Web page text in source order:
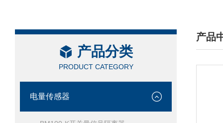
产品分类
PRODUCT CATEGORY
电量传感器
产品
/